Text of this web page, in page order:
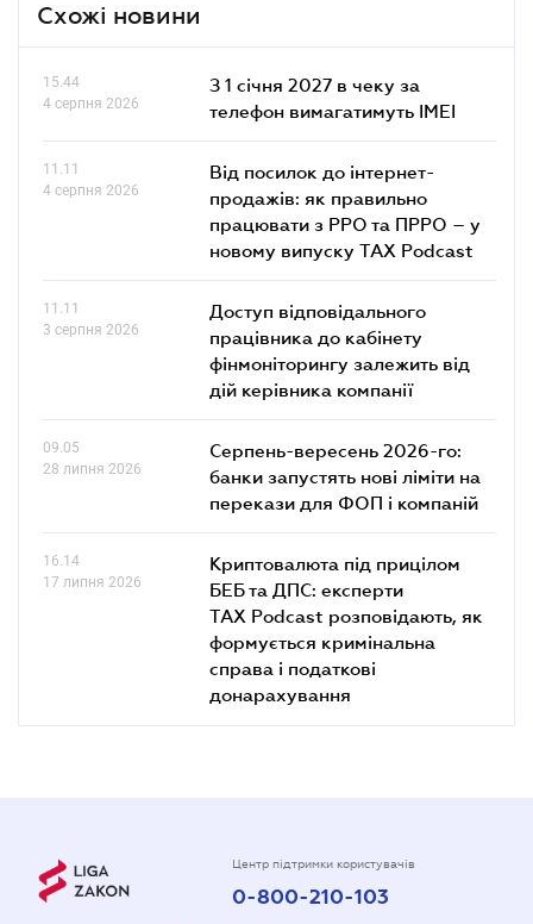
Схожі новини
15.44
4 серпня 2026
З 1 січня 2027 в чеку за
телефон вимагатимуть IMEI
11.11
4 серпня 2026
Від посилок до інтернет-
продажів: як правильно
працювати з РРО та ПРРО – у
новому випуску TAX Podcast
11.11
3 серпня 2026
Доступ відповідального
працівника до кабінету
фінмоніторингу залежить від
дій керівника компанії
09.05
28 липня 2026
Серпень-вересень 2026-го:
банки запустять нові ліміти на
перекази для ФОП і компаній
16.14
17 липня 2026
Криптовалюта під прицілом
БЕБ та ДПС: експерти
TAX Podcast розповідають, як
формується кримінальна
справа і податкові
донарахування
Центр підтримки користувачів
0-800-210-103